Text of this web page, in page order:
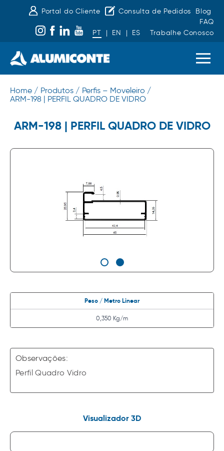
Portal do Cliente Consulta de Pedidos
Blog
FAQ
PT
| EN | ES Trabalhe Conosco
Home / Produtos / Perfis – Moveleiro /
ARM-198 | PERFIL QUADRO DE VIDRO
ARM-198 | PERFIL QUADRO DE VIDRO
Peso / Metro Linear
0,350 Kg/m
Observações:
Perfil Quadro Vidro
Visualizador 3D